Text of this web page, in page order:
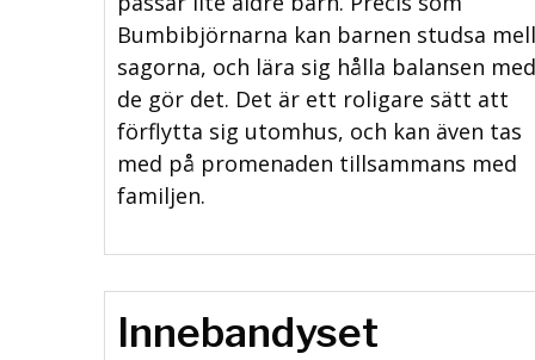
Bumbibjörnarna kan barnen studsa
sagorna, och lära sig hålla balansen
de gör det. Det är ett roligare sätt att
förflytta sig utomhus, och kan även tas
med på promenaden tillsammans med
familjen.
Innebandyset